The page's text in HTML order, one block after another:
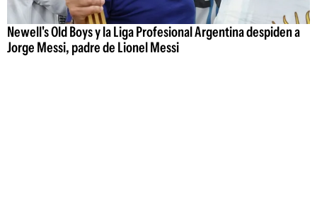
Newell's Old Boys y la Liga Profesional Argentina despiden a
Jorge Messi, padre de Lionel Messi